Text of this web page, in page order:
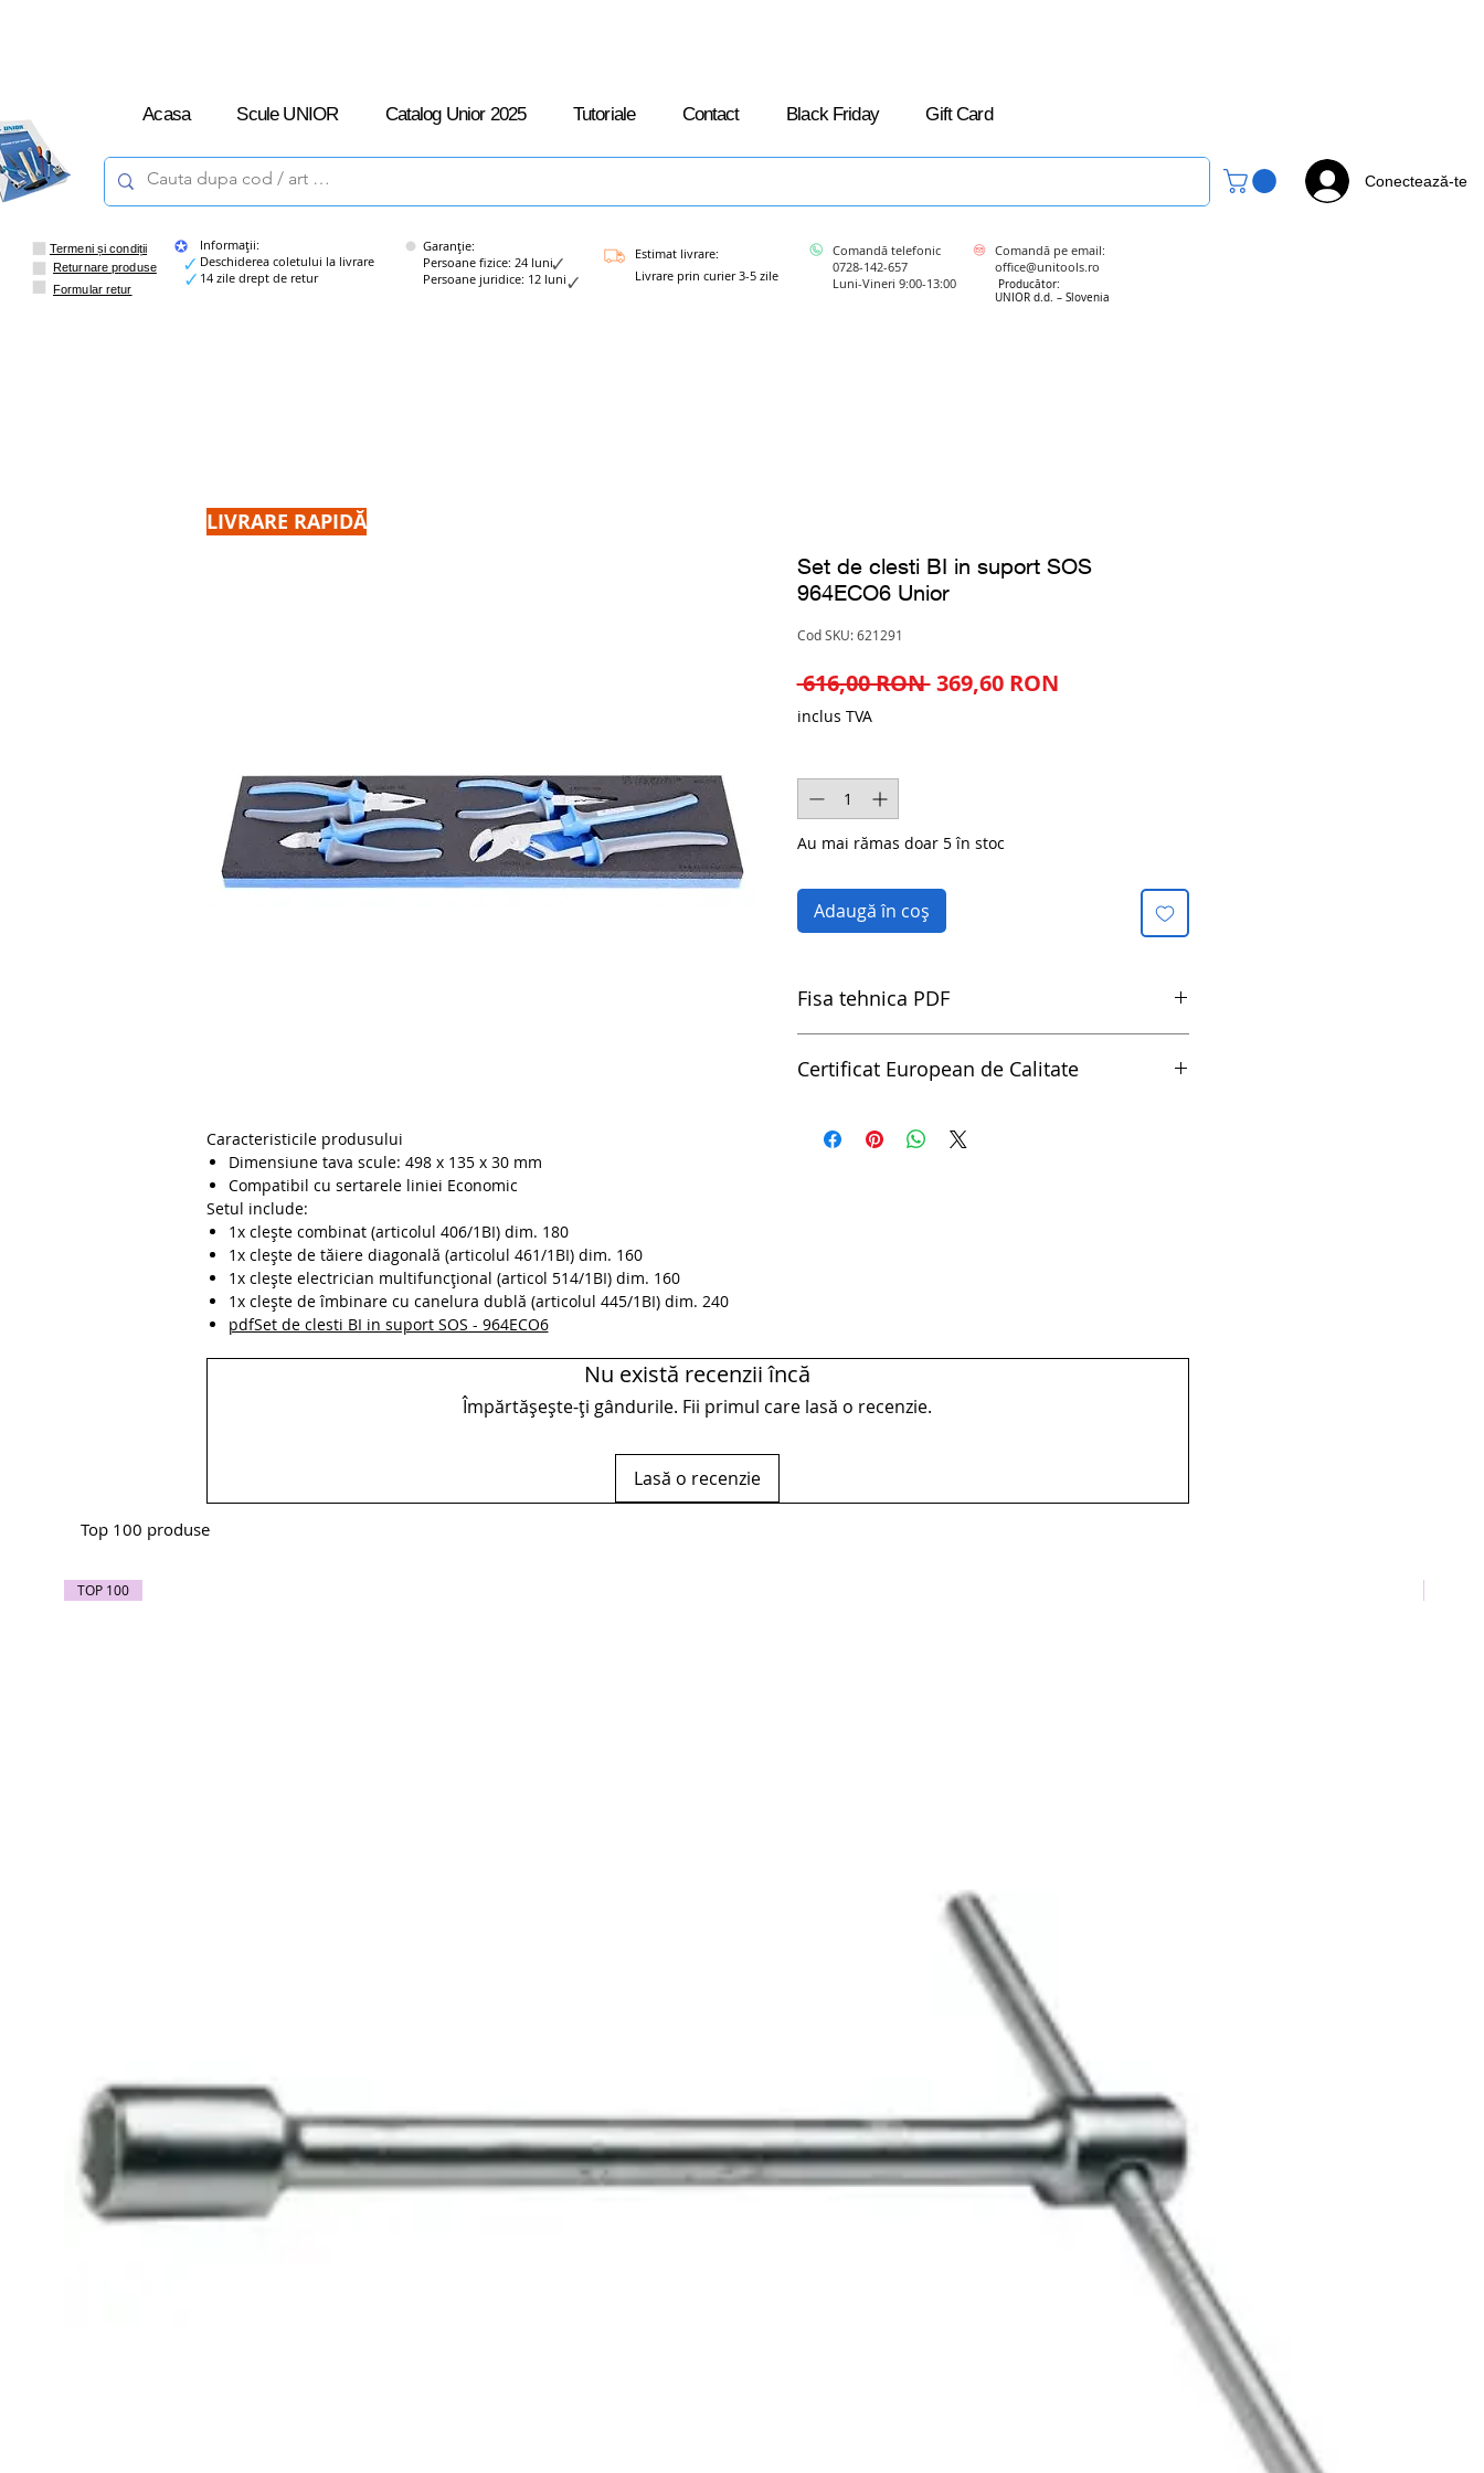
Acasa Scule UNIOR Catalog Unior 2025 Tutoriale Contact Black Friday Gift Card
Conectează-te
Termeni și condiții
Returnare produse
Formular retur
Informații:
Deschiderea coletului la livrare
14 zile drept de retur
Garanție:
Persoane fizice: 24 luni
Persoane juridice: 12 luni
Estimat livrare:
Livrare prin curier 3-5 zile
Comandă telefonic
0728-142-657
Luni-Vineri 9:00-13:00
Comandă pe email:
office@unitools.ro
Producător:
UNIOR d.d. – Slovenia
Caracteristicile produsului
Dimensiune tava scule: 498 x 135 x 30 mm
Compatibil cu sertarele liniei Economic
Setul include:
1x clește combinat (articolul 406/1BI) dim. 180
1x clește de tăiere diagonală (articolul 461/1BI) dim. 160
1x clește electrician multifuncțional (articol 514/1BI) dim. 160
1x clește de îmbinare cu canelura dublă (articolul 445/1BI) dim. 240
pdfSet de clesti BI in suport SOS - 964ECO6
Set de clesti BI in suport SOS
964ECO6 Unior
Cod SKU: 621291
616,00 RON Preț
369,60 RONPreț
inclus TVA
Au mai rămas doar 5 în stoc
Adaugă în coș
Fisa tehnica PDF
Certificat European de Calitate
Nu există recenzii încă
Împărtășește-ți gândurile. Fii primul care lasă o recenzie.
Lasă o recenzie
Top 100 produse
TOP 100
LIVRARE RAPIDĂ